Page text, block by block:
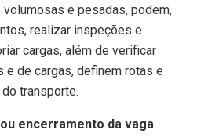
e pesadas, podem,
realizar inspeções e
cargas, além de verificar
e de cargas, definem rotas e
transporte.
encerramento da vaga